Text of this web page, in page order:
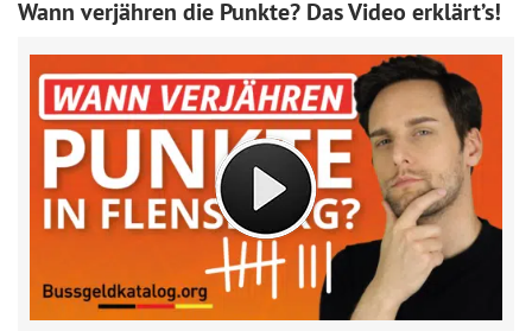
Wann verjähren die Punkte? Das Video erklärt’s!